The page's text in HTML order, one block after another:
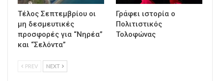
Τέλος Σεπτεμβρίου οι
μη δεσμευτικές
προσφορές για “Νηρέα”
και “Σελόντα”
Γράφει ιστορία ο
Πολιτιστικός
Τολοφώνας
PREV NEXT